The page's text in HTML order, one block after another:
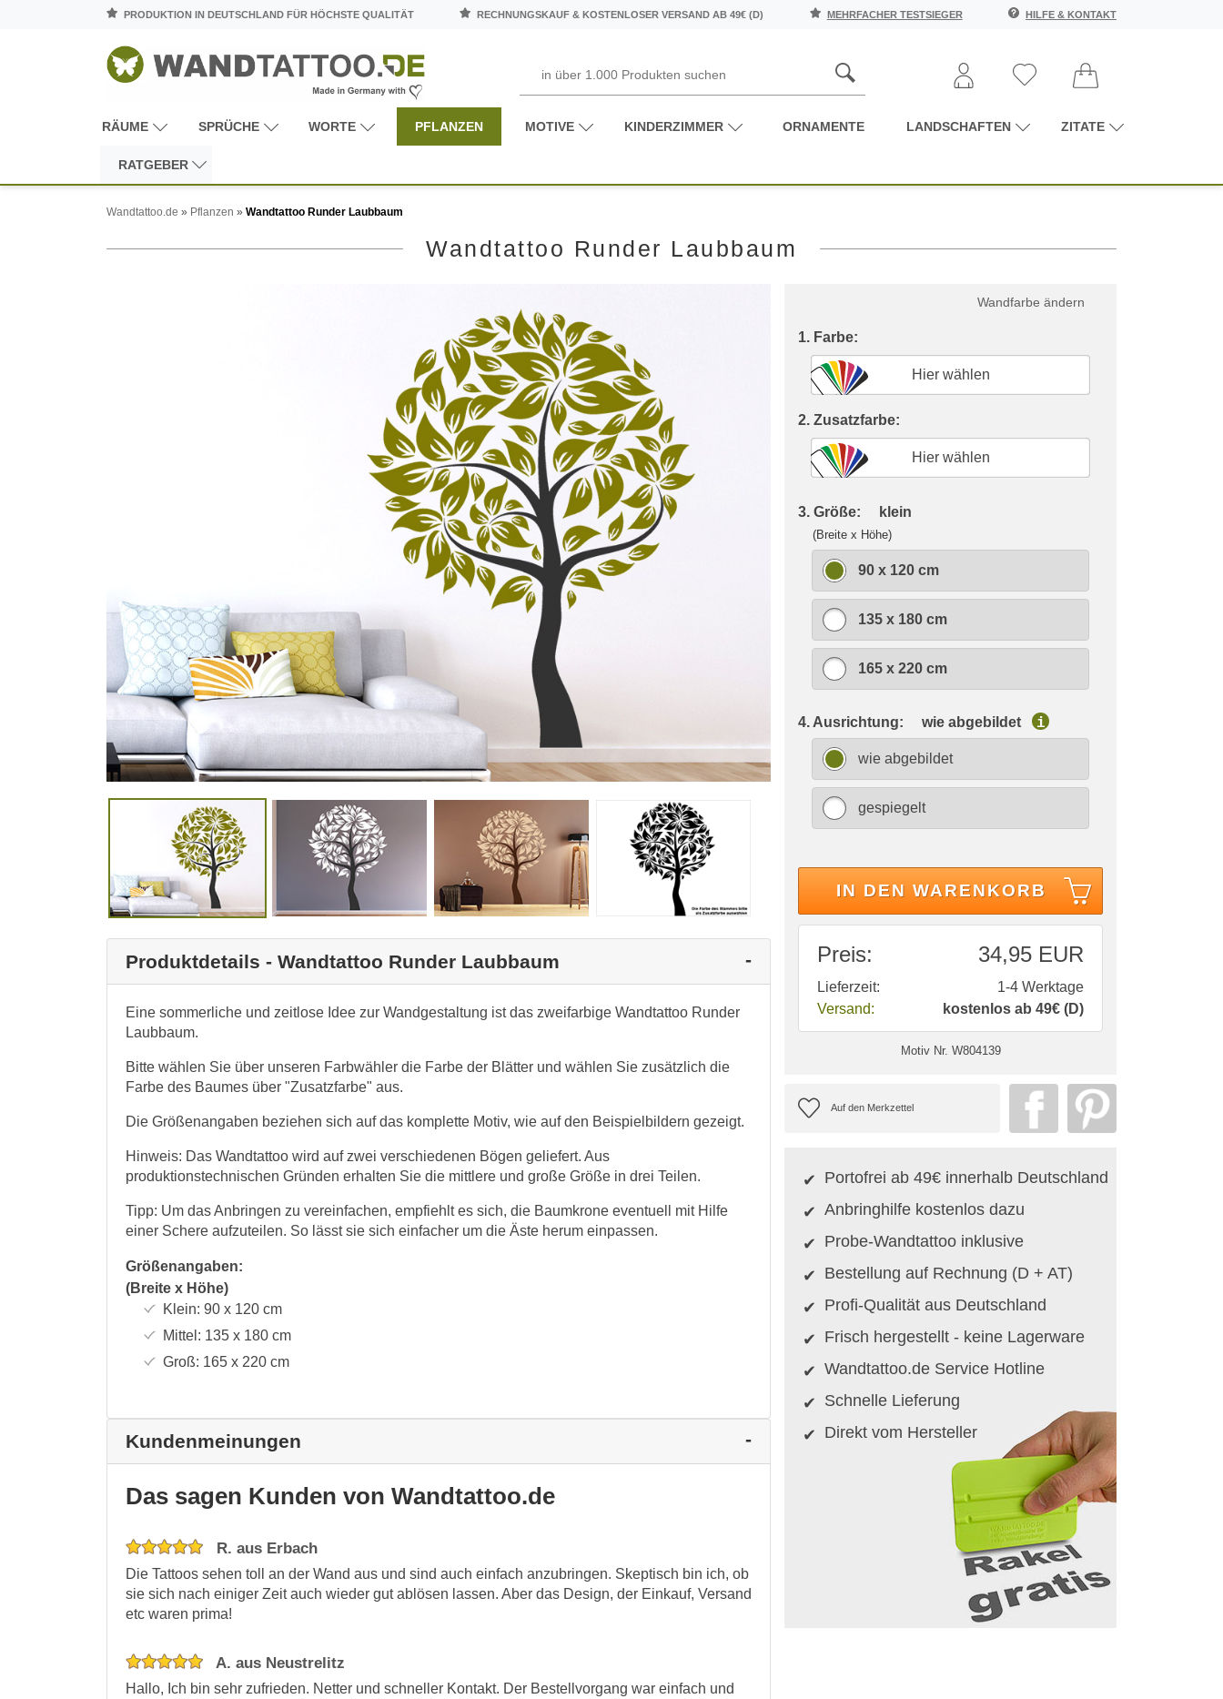
PRODUKTION IN DEUTSCHLAND FÜR HÖCHSTE QUALITÄT RECHNUNGSKAUF & KOSTENLOSER VERSAND AB 49€ (D) MEHRFACHER TESTSIEGER HILFE & KONTAKT
RÄUME SPRÜCHE WORTE PFLANZEN MOTIVE KINDERZIMMER ORNAMENTE LANDSCHAFTEN ZITATE
RATGEBER
Wandtattoo.de » Pflanzen » Wandtattoo Runder Laubbaum
Wandtattoo Runder Laubbaum
Produktdetails - Wandtattoo Runder Laubbaum
Eine sommerliche und zeitlose Idee zur Wandgestaltung ist das zweifarbige Wandtattoo Runder
Laubbaum.
Bitte wählen Sie über unseren Farbwähler die Farbe der Blätter und wählen Sie zusätzlich die
Farbe des Baumes über "Zusatzfarbe" aus.
Die Größenangaben beziehen sich auf das komplette Motiv, wie auf den Beispielbildern gezeigt.
Hinweis: Das Wandtattoo wird auf zwei verschiedenen Bögen geliefert. Aus
produktionstechnischen Gründen erhalten Sie die mittlere und große Größe in drei Teilen.
Tipp: Um das Anbringen zu vereinfachen, empfiehlt es sich, die Baumkrone eventuell mit Hilfe
einer Schere aufzuteilen. So lässt sie sich einfacher um die Äste herum einpassen.
Größenangaben:
(Breite x Höhe)
Klein: 90 x 120cm
Mittel: 135 x 180cm
Groß: 165 x 220cm
Kundenmeinungen
Das sagen Kunden von Wandtattoo.de
R. aus Erbach
Die Tattoos sehen toll an der Wand aus und sind auch einfach anzubringen. Skeptisch bin ich, ob
sie sich nach einiger Zeit auch wieder gut ablösen lassen. Aber das Design, der Einkauf, Versand
etc waren prima!
A. aus Neustrelitz
Hallo, Ich bin sehr zufrieden. Netter und schneller Kontakt. Der Bestellvorgang war einfach und
Wandfarbe ändern
1. Farbe:
Hier wählen
2. Zusatzfarbe:
Hier wählen
3. Größe: klein
(Breite x Höhe)
90 x 120 cm
135 x 180 cm
165 x 220 cm
4. Ausrichtung: wie abgebildet i
wie abgebildet
gespiegelt
IN DEN WARENKORB
Preis: 34,95 EUR
Lieferzeit:
1-4 Werktage
Versand:
kostenlos ab 49€ (D)
Motiv Nr. W804139
Portofrei ab 49€ innerhalb Deutschland
Anbringhilfe kostenlos dazu
Probe-Wandtattoo inklusive
Bestellung auf Rechnung (D + AT)
Profi-Qualität aus Deutschland
Frisch hergestellt - keine Lagerware
Wandtattoo.de Service Hotline
Schnelle Lieferung
Direkt vom Hersteller